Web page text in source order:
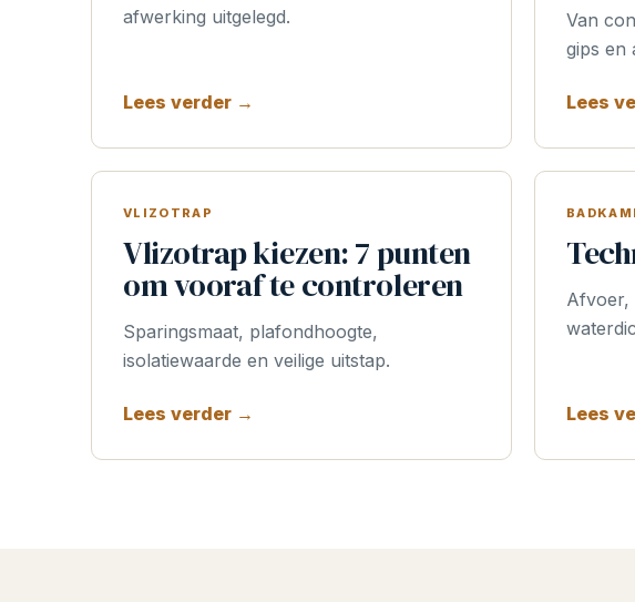
afwerking uitgelegd.
Lees verder →
Van
gips en
Lees
VLIZOTRAP
Vlizotrap kiezen: 7 punten
om vooraf te controleren
Sparingsmaat, plafondhoogte,
isolatiewaarde en veilige uitstap.
Lees verder →
Afvoer,
Lees